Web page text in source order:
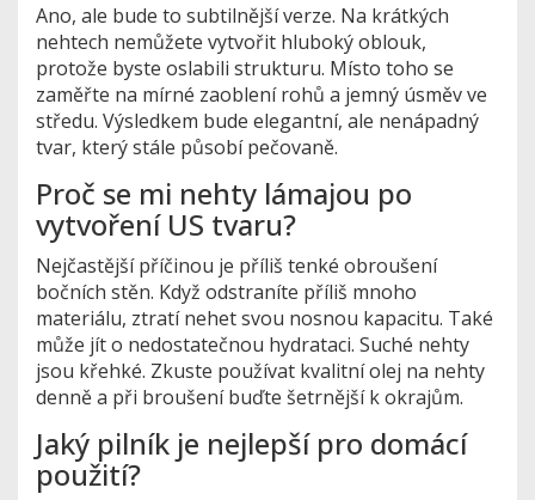
Ano, ale bude to subtilnější verze. Na krátkých
nehtech nemůžete vytvořit hluboký oblouk,
protože byste oslabili strukturu. Místo toho se
zaměřte na mírné zaoblení rohů a jemný úsměv ve
středu. Výsledkem bude elegantní, ale nenápadný
tvar, který stále působí pečovaně.
Proč se mi nehty lámajou po
vytvoření US tvaru?
Nejčastější příčinou je příliš tenké obroušení
bočních stěn. Když odstraníte příliš mnoho
materiálu, ztratí nehet svou nosnou kapacitu. Také
může jít o nedostatečnou hydrataci. Suché nehty
jsou křehké. Zkuste používat kvalitní olej na nehty
denně a při broušení buďte šetrnější k okrajům.
Jaký pilník je nejlepší pro domácí
použití?